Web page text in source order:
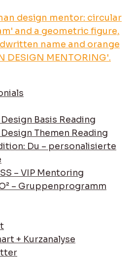
Basis Reading
Themen Reading
Du – personalisierte
– VIP Mentoring
– Gruppenprogramm
+ Kurzanalyse